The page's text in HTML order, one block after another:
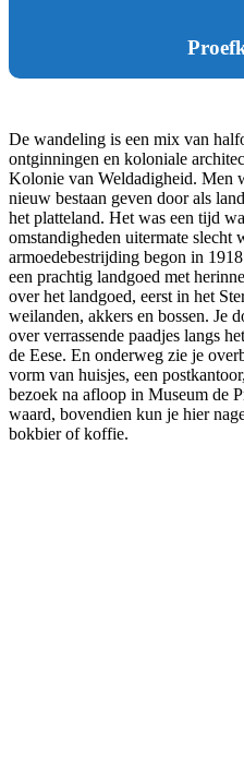
De wandeling is een mix van
ontginningen en koloniale
Kolonie van Weldadigheid. Men
nieuw bestaan geven door als
het platteland. Het was een tijd
omstandigheden uitermate slecht
armoedebestrijding begon in
een prachtig landgoed met
over het landgoed, eerst in het
weilanden, akkers en bossen. Je
over verrassende paadjes langs
de Eese. En onderweg zie je
vorm van huisjes, een
bezoek na afloop in Museum de
waard, bovendien kun je hier
bokbier of koffie.